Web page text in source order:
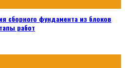
сборного фундамента из блоков
работ